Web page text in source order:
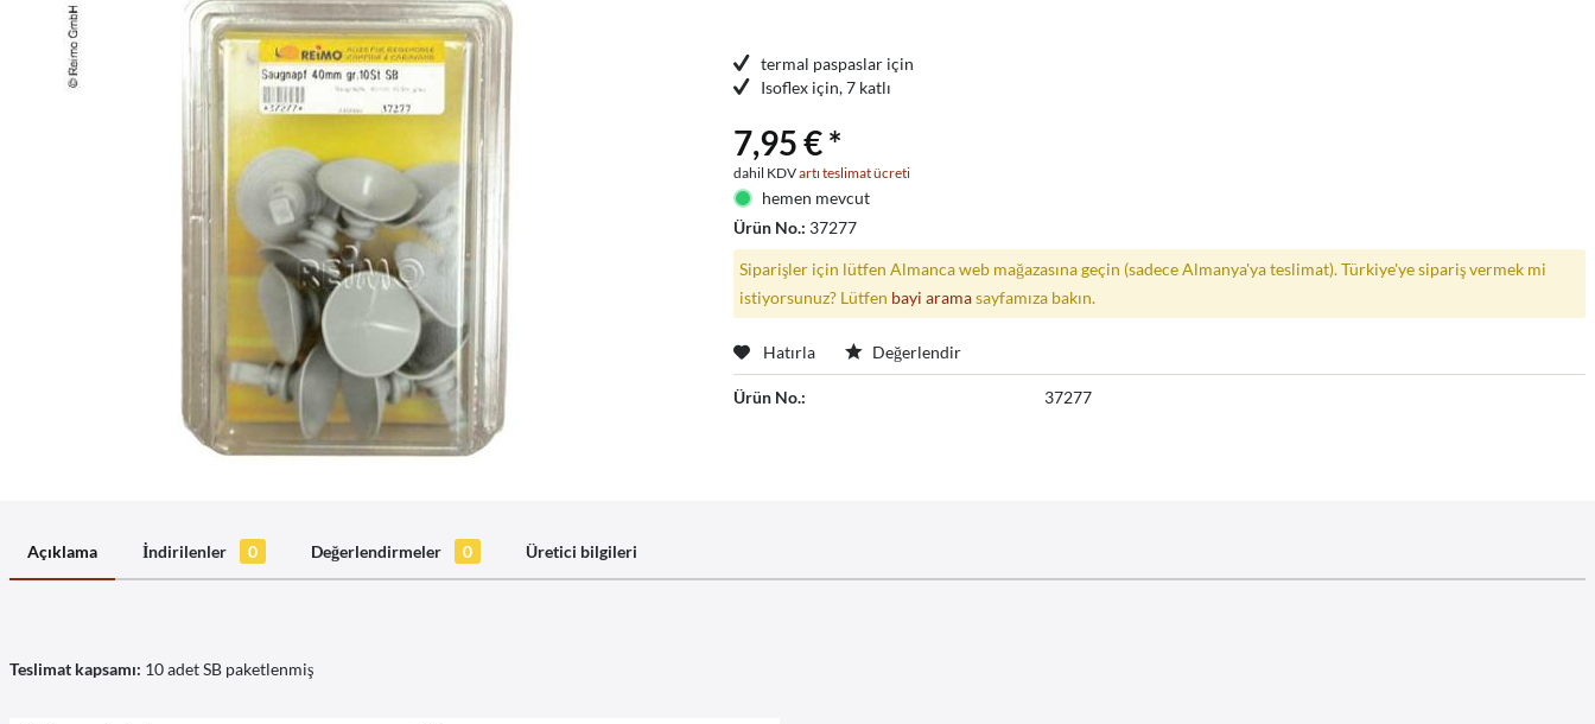
termal paspaslar için
Isoflex için, 7 katlı
7,95 € *
dahil KDVartı teslimat ücreti
hemen mevcut
Ürün No.: 37277
Siparişler için lütfen Almanca web mağazasına geçin (sadece Almanya'ya teslimat). Türkiye'ye sipariş vermek mi
istiyorsunuz? Lütfen bayi aramasayfamıza bakın.
Hatırla Değerlendir
Ürün No.: 37277
Açıklama İndirilenler 0 Değerlendirmeler 0 Üretici bilgileri
Teslimat kapsamı: 10 adet SB paketlenmiş